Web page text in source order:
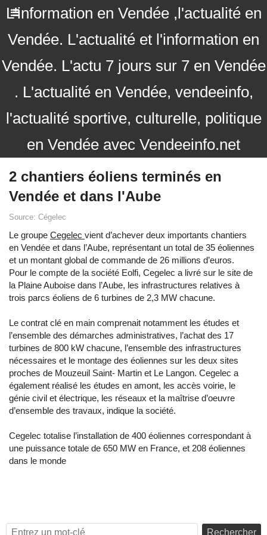
L'information en Vendée ,l'actualité en
Vendée. L'actualité et l'information en
Vendée. L'actu 7 jours sur 7 en Vendée
. L'actualité en Vendée, vendeeinfo,
l'actualité sportive, culturelle, politique
en Vendée avec Vendeeinfo.net
2 chantiers éoliens terminés en
Vendée et dans l'Aube
Source: Cégelec
Le groupe Cegelec vient d’achever deux importants chantiers
en Vendée et dans l’Aube, représentant un total de 35 éoliennes
et un montant global de commande de 26 millions d’euros.
Pour le compte de la société Eolfi, Cegelec a livré sur le site de
la Plaine Auboise dans l’Aube, les infrastructures relatives à
trois parcs éoliens de 6 turbines de 2,3 MW chacune.
Le contrat clé en main comprenait notamment les études et
l’ensemble des démarches administratives, l’achat des 17
turbines de 800 kW chacune, l’ensemble des infrastructures
nécessaires et le montage des éoliennes sur les deux sites
proches de Mouzeuil Saint- Martin et Le Langon. Cegelec a
également réalisé les études en amont, les accès voirie, le
génie civil et électrique, les réseaux et la maîtrise d’oeuvre
d’ensemble des travaux, indique la société.
Cegelec totalise l’installation de 400 éoliennes correspondant à
une puissance totale de 650 MW en France, et 208 éoliennes
dans le monde
Rechercher